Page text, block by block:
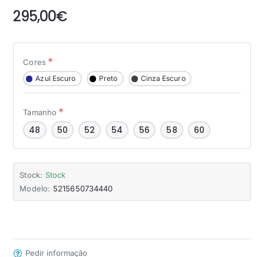
Stock: Stock
Modelo: 5215650734440
295,00€
Cores
Azul Escuro Preto Cinza Escuro
Tamanho
48 50 52 54 56 58 60
Pedir informação